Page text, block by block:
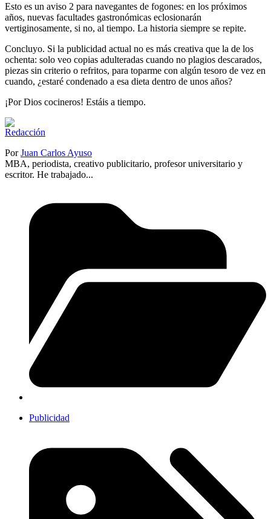
Esto es un aviso 2 para navegantes de fogones: en los próximos
años, nuevas facultades gastronómicas eclosionarán
vertiginosamente, si no, al tiempo. La historia siempre se repite.
Concluyo. Si la publicidad actual no es más creativa que la de los
ochenta: solo veo copias adulteradas cuando no plagios descarados,
piezas sin criterio o refritos, para toparme con algún tesoro de vez en
cuando, ¿estaré condenado a esa dieta dentro de unos años?
¡Por Dios cocineros! Estáis a tiempo.
PorJuan Carlos Ayuso
MBA, periodista, creativo publicitario, profesor universitario y
escritor. He trabajado...
Publicidad